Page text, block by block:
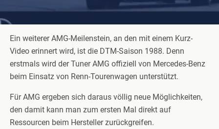
Ein weiterer AMG-Meilenstein, an den mit einem Kurz-
Video erinnert wird, ist die DTM-Saison 1988. Denn
erstmals wird der Tuner AMG offiziell von Mercedes-Benz
beim Einsatz von Renn-Tourenwagen unterstützt.
Für AMG ergeben sich daraus völlig neue Möglichkeiten,
den damit kann man zum ersten Mal direkt auf
Ressourcen beim Hersteller zurückgreifen.